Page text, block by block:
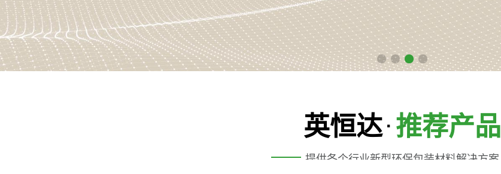
英恒达 · 推荐产品
提供各个行业新型环保包装材料解决方案